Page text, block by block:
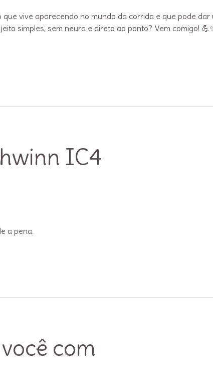
vive aparecendo no mundo da corrida e que pode dar
simples, sem neura e direto ao ponto? Vem comigo!
IC4
a pena.
com